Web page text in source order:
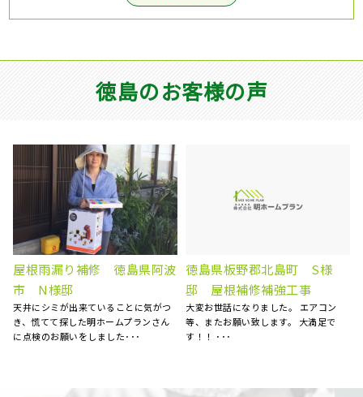
徳島のお客様の声
屋根塗装、棟板金交換、外壁
塗装 徳島県徳島市 N様
5社くらい提案を聞きましたが、明ホー
ムプランさんが一番丁寧にご対応くだ
さいました。 職人さん･･･
ベランダFRP防水工事、屋根
カバー工事、外壁塗装、庇補
修工事 徳島県徳島市 K様
15年前にマイホームを購入してから、
特にお手入れはしておらず、ある時庇